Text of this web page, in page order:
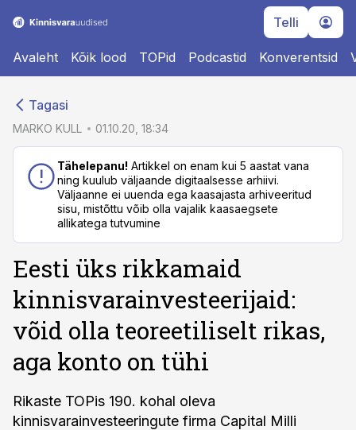
Telli
Avaleht Kõik lood TOPid Podcastid Konverentsid
Tagasi
MARKO KULL 01.10.20, 18:34
Tähelepanu! Artikkel on enam kui 5 aastat vana
ning kuulub väljaande digitaalsesse arhiivi.
Väljaanne ei uuenda ega kaasajasta arhiveeritud
sisu, mistõttu võib olla vajalik kaasaegsete
allikatega tutvumine
Eesti üks rikkamaid
kinnisvarainvesteerijaid:
võid olla teoreetiliselt rikas,
aga konto on tühi
Rikaste TOPis 190. kohal oleva
kinnisvarainvesteeringute firma Capital Milli